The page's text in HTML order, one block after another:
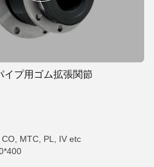
イプ用ゴム拡張関節
MTC, PL, IV etc